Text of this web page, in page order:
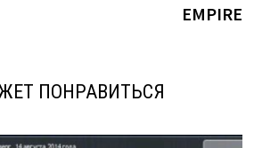
EMPIRE
ПОНРАВИТЬСЯ